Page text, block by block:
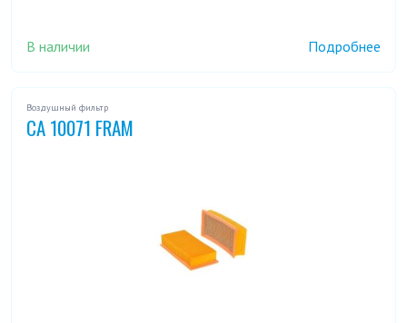
В наличии Подробнее
Воздушный фильтр
CA 10071 FRAM